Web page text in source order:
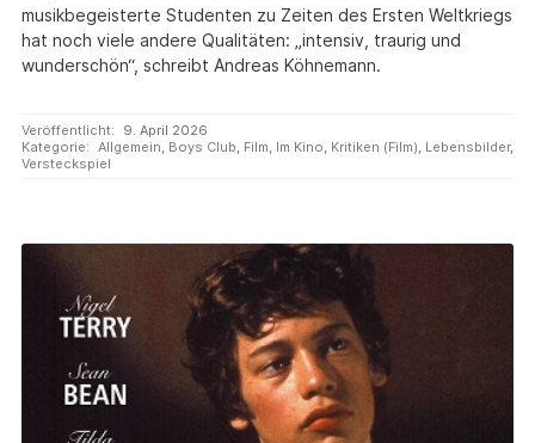
musikbegeisterte Studenten zu Zeiten des Ersten Weltkriegs
hat noch viele andere Qualitäten: „intensiv, traurig und
wunderschön“, schreibt Andreas Köhnemann.
Veröffentlicht:
9. April 2026
Kategorie: Allgemein Boys Club Film Im Kino Kritiken (Film) Lebensbilder,
Versteckspiel